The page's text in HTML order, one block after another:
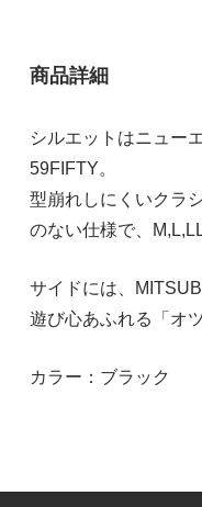
商品詳細
シルエットはニュー
59FIFTY。
型崩れしにくいクラ
のない仕様で、
サイドには、
遊び心あふれる「オ
カラー：ブラック